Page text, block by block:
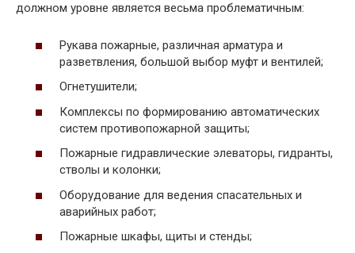
должном уровне является весьма проблематичным:
Рукава пожарные, различная арматура и
разветвления, большой выбор муфт и вентилей;
Огнетушители;
Комплексы по формированию автоматических
систем противопожарной защиты;
Пожарные гидравлические элеваторы, гидранты,
стволы и колонки;
Оборудование для ведения спасательных и
аварийных работ;
Пожарные шкафы, щиты и стенды;